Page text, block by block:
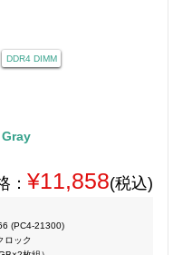
DDR4 DIMM
Gray
： ¥11,858(税込)
(PC4-21300)
ロック